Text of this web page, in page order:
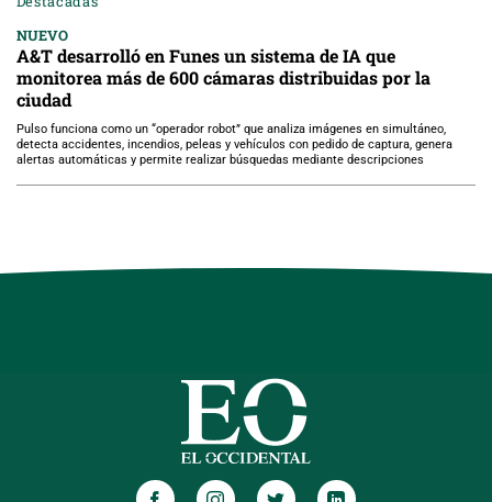
NUEVO
A&T desarrolló en Funes un sistema de IA que
monitorea más de 600 cámaras distribuidas por la
ciudad
Pulso funciona como un “operador robot” que analiza imágenes en simultáneo,
detecta accidentes, incendios, peleas y vehículos con pedido de captura, genera
alertas automáticas y permite realizar búsquedas mediante descripciones